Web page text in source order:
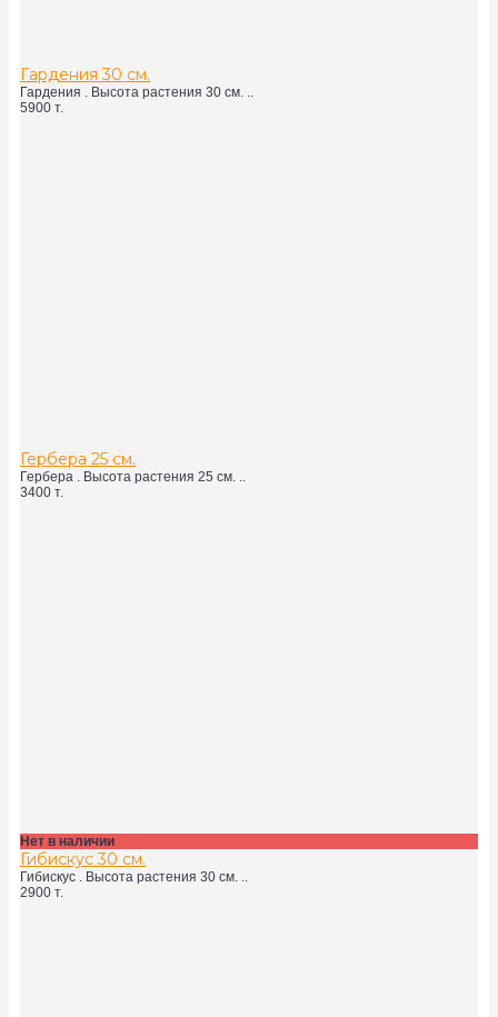
Гардения 30 см.
Гардения . Высота растения 30 см. ..
5900 т.
Гербера 25 см.
Гербера . Высота растения 25 см. ..
3400 т.
Нет в наличии
Гибискус 30 см.
Гибискус . Высота растения 30 см. ..
2900 т.